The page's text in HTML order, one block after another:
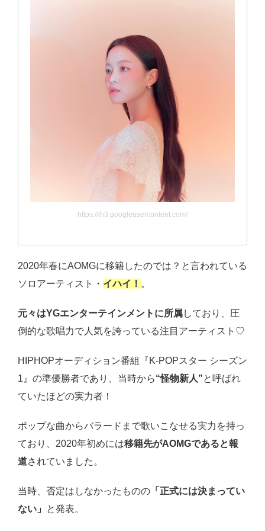
https://lh3.googleusercontent.com/
2020年春にAOMGに移籍したのでは？と言われている
ソロアーティスト・ イハイ！ 。
元々はYGエンターテインメントに所属しており、圧
倒的な歌唱力で人気を誇っている注目アーティスト♡
HIPHOPオーディション番組『K-POPスター シーズン
1』の準優勝者であり、当時から“怪物新人”と呼ばれ
ていたほどの実力者！
ポップな曲からバラードまで歌いこなせる実力を持っ
ており、2020年初めには移籍先がAOMGであると報
道されていました。
当時、否定はしなかったものの 「正式には決まってい
ない」
と発表。